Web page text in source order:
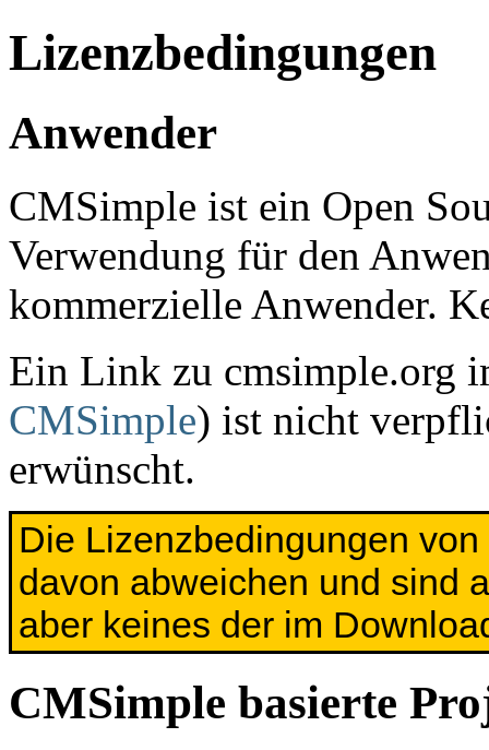
Lizenzbedingungen
Anwender
CMSimple ist ein Open
Verwendung für den
kommerzielle Anwender.
Ein Link zu cmsimple.org
CMSimple) ist nicht
erwünscht.
Die Lizenzbedingungen von
davon abweichen und sind
aber keines der im
CMSimple basierte